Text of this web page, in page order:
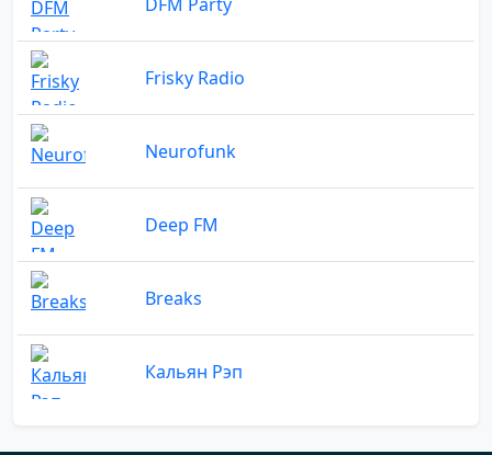
Frisky Radio
Neurofunk
Deep FM
Breaks
Кальян Рэп